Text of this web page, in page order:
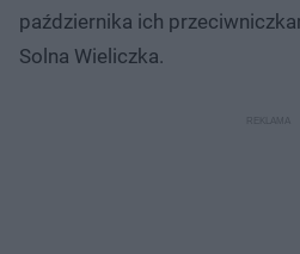
października ich
Solna Wieliczka.